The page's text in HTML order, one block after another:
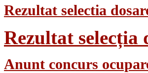
Rezultat selectia
Rezultat selecția
Anunt concurs